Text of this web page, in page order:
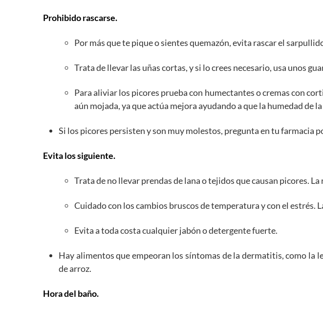
Prohibido rascarse.
Por más que te pique o sientes quemazón, evita rascar el
Trata de llevar las uñas cortas, y si lo crees necesario, usa unos
Para aliviar los picores prueba con humectantes o cremas con
aún mojada, ya que actúa mejora ayudando a que la humedad de
Si los picores persisten y son muy molestos, pregunta en tu farmacia
Evita los siguiente.
Trata de no llevar prendas de lana o tejidos que causan picores.
Cuidado con los cambios bruscos de temperatura y con el estrés.
Evita a toda costa cualquier jabón o detergente fuerte.
Hay alimentos que empeoran los síntomas de la dermatitis, como la
de arroz.
Hora del baño.